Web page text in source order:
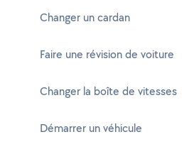
Changer un cardan
Faire une révision de voiture
Changer la boîte de vitesses
Démarrer un véhicule